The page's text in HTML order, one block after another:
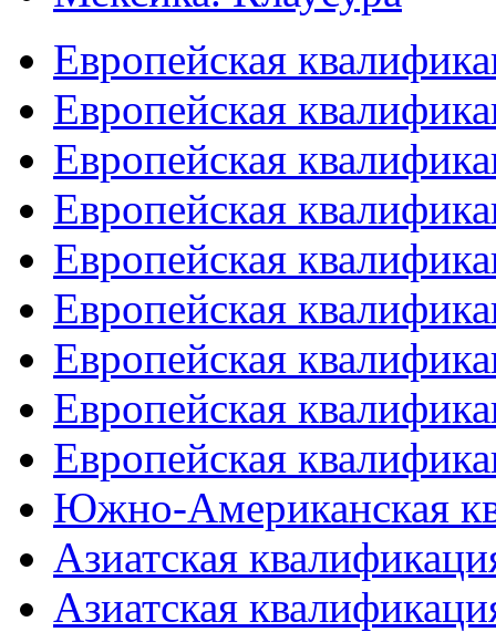
Европейская
Европейская
Европейская
Европейская
Европейская
Европейская
Европейская
Европейская
Европейская
Южно-Американская
Азиатская
Азиатская